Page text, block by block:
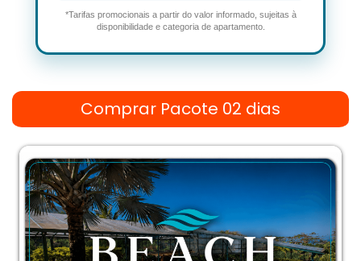
*Tarifas promocionais a partir do valor informado, sujeitas à
disponibilidade e categoria de apartamento.
Comprar Pacote 02 dias